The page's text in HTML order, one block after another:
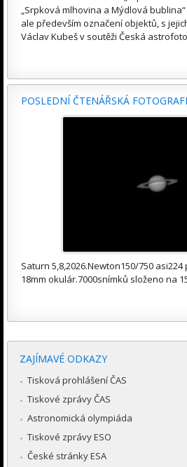
„Srpková mlhovina a Mýdlová
ale především označení objektů, s
Václav Kubeš v soutěži Česká
POSLEDNÍ ČTENÁŘSKÁ
Saturn 5,8,2026.Newton150/750
18mm okulár.7000snímků složeno na
ZAJÍMAVÉ ODKAZY
Tisková prohlášení ČAS
Tiskové zprávy ČAS
Astronomická olympiáda
Tiskové zprávy ESO
České stránky ESA